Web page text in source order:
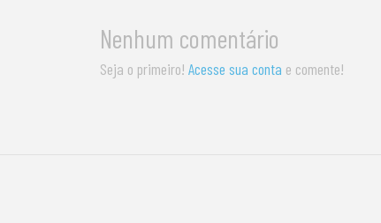
Nenhum comentário
Seja o primeiro!Acesse sua conta e comente!